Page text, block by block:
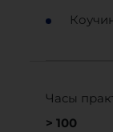
Часы
> 100